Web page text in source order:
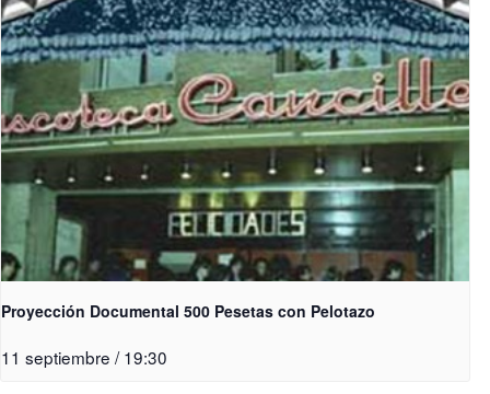
Proyección Documental 500 Pesetas con Pelotazo
11 septiembre / 19:30